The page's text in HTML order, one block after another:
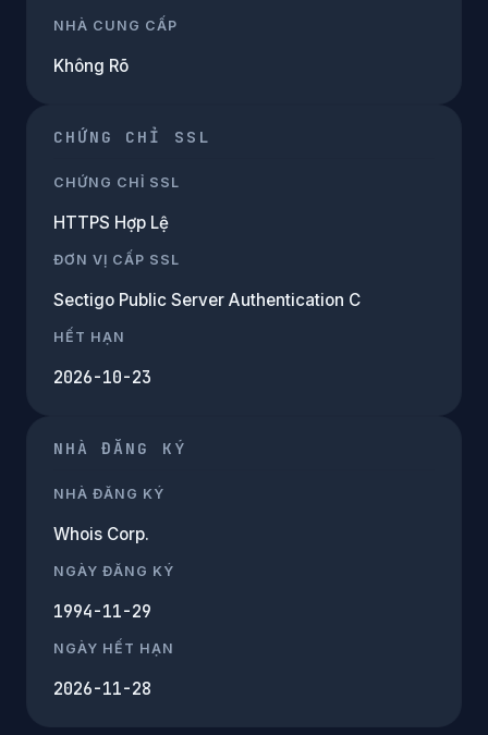
NHÀ CUNG CẤP
Không Rõ
CHỨNG CHỈ SSL
CHỨNG CHỈ SSL
HTTPS Hợp Lệ
ĐƠN VỊ CẤP SSL
Sectigo Public Server Authentication C
HẾT HẠN
2026-10-23
NHÀ ĐĂNG KÝ
NHÀ ĐĂNG KÝ
Whois Corp.
NGÀY ĐĂNG KÝ
1994-11-29
NGÀY HẾT HẠN
2026-11-28